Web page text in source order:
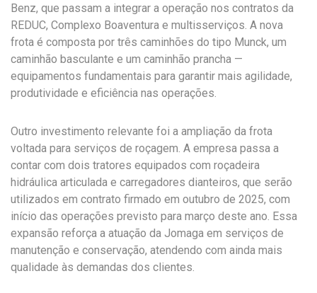
Benz, que passam a integrar a operação nos contratos da
REDUC, Complexo Boaventura e multisserviços. A nova
frota é composta por três caminhões do tipo Munck, um
caminhão basculante e um caminhão prancha —
equipamentos fundamentais para garantir mais agilidade,
produtividade e eficiência nas operações.
Outro investimento relevante foi a ampliação da frota
voltada para serviços de roçagem. A empresa passa a
contar com dois tratores equipados com roçadeira
hidráulica articulada e carregadores dianteiros, que serão
utilizados em contrato firmado em outubro de 2025, com
início das operações previsto para março deste ano. Essa
expansão reforça a atuação da Jomaga em serviços de
manutenção e conservação, atendendo com ainda mais
qualidade às demandas dos clientes.